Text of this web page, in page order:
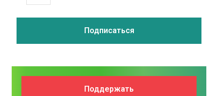
Поддержать